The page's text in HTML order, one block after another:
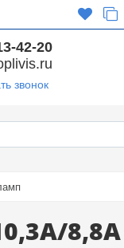
42-20
звонок